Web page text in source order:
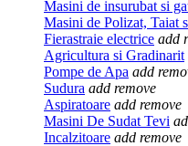
Masini de insurubat si
Masini de Polizat, Taiat
Fierastraie electrice add
Agricultura si Gradinarit
Pompe de Apa add
Sudura add remove
Aspiratoare add remove
Masini De Sudat Tevi
Incalzitoare add remove